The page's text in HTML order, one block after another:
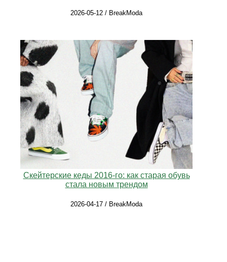
2026-05-12 / BreakModa
Скейтерские кеды 2016-го: как старая обувь
стала новым трендом
2026-04-17 / BreakModa